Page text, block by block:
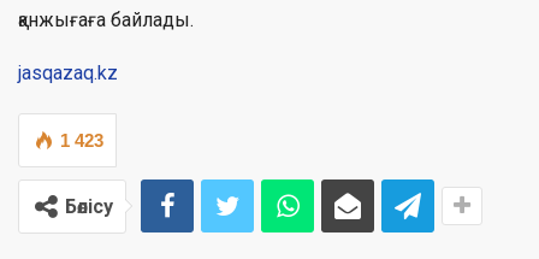
қанжығаға байлады.
jasqazaq.kz
1 423
Бөлісу